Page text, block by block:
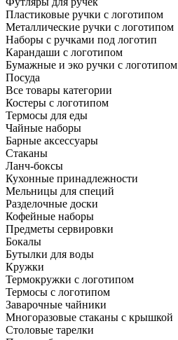
Пластиковые ручки с логотипом
Металлические ручки с логотипом
Наборы с ручками под логотип
Карандаши с логотипом
Бумажные и эко ручки с логотипом
Посуда
Все товары категории
Костеры с логотипом
Термосы для еды
Чайные наборы
Барные аксессуары
Стаканы
Ланч-боксы
Кухонные принадлежности
Мельницы для специй
Разделочные доски
Кофейные наборы
Предметы сервировки
Бокалы
Бутылки для воды
Кружки
Термокружки с логотипом
Термосы с логотипом
Заварочные чайники
Многоразовые стаканы с крышкой
Столовые тарелки